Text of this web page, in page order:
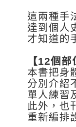
這兩種手
達到個人
才知道的
【12個部
本書把身
分別介紹
單人練習
此外，也
重新編排